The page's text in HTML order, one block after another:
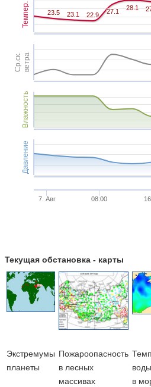
Темпер.
Ср.ск.ветра
Влажность
Давление
23.5
23.5 23.1
23.1 22.9
22.9 27.1
27.1 28.1
28.1
7. Авг 08:00
Текущая обстановка - карты
Экстремумы
планеты
Пожароопасность
в лесных
массивах
воды
в